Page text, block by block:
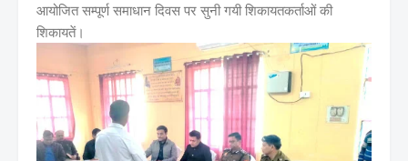
आयोजित सम्पूर्ण समाधान दिवस पर सुनी गयी शिकायतकर्ताओं की
शिकायतें।